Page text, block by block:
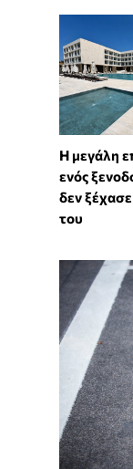
Η μεγάλη
ενός
δεν
του